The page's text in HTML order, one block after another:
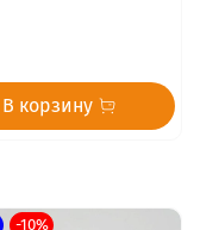
В корзину
-10%